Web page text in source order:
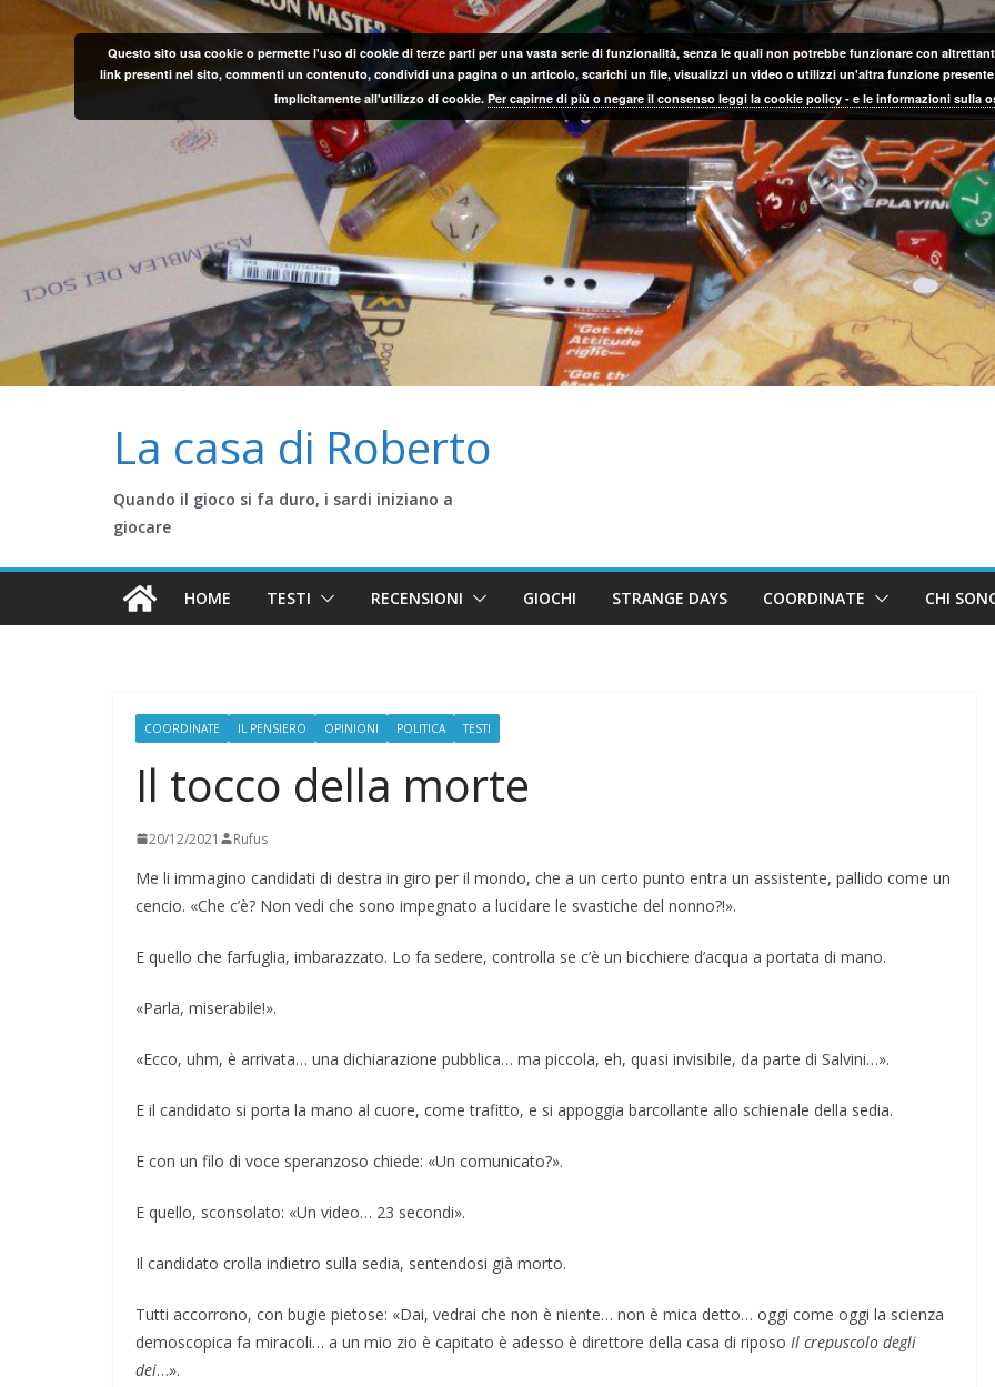
La casa di Roberto
Quando il gioco si fa duro, i sardi iniziano a
giocare
HOME TESTI RECENSIONI GIOCHI STRANGE DAYS COORDINATE CHI
COORDINATE IL PENSIERO OPINIONI POLITICA TESTI
Il tocco della morte
20/12/2021 Rufus
Me li immagino candidati di destra in giro per il mondo, che a un certo punto entra un assistente, pallido come un
cencio. «Che c’è? Non vedi che sono impegnato a lucidare le svastiche del nonno?!».
E quello che farfuglia, imbarazzato. Lo fa sedere, controlla se c’è un bicchiere d’acqua a portata di mano.
«Parla, miserabile!».
«Ecco, uhm, è arrivata… una dichiarazione pubblica… ma piccola, eh, quasi invisibile, da parte di Salvini…».
E il candidato si porta la mano al cuore, come trafitto, e si appoggia barcollante allo schienale della sedia.
E con un filo di voce speranzoso chiede: «Un comunicato?».
E quello, sconsolato: «Un video… 23 secondi».
Il candidato crolla indietro sulla sedia, sentendosi già morto.
Tutti accorrono, con bugie pietose: «Dai, vedrai che non è niente… non è mica detto… oggi come oggi la scienza
demoscopica fa miracoli… a un mio zio è capitato è adesso è direttore della casa di riposo Il crepuscolo degli
dei…».
Questo sito usa cookie o permette l'uso di cookie di terze parti per una vasta serie di funzionalità, senza le quali non potrebbe funzionare con
link presenti nel sito, commenti un contenuto, condividi una pagina o un articolo, scarichi un file, visualizzi un video o utilizzi un'altra funzione
implicitamente all'utilizzo di cookie.Per capirne di più o negare il consenso leggi la cookie policy - e le informazioni sulla